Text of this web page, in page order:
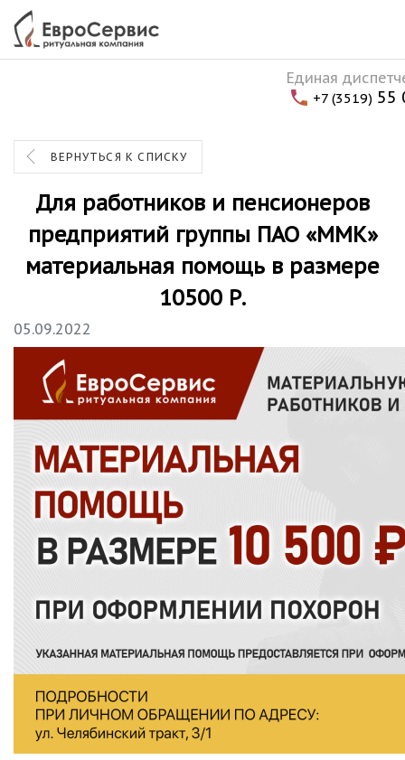
Единая
+7 (3519) 55
ВЕРНУТЬСЯ К СПИСКУ
Для работников и пенсионеров
предприятий группы ПАО «ММК»
материальная помощь в размере
10500 Р.
05.09.2022